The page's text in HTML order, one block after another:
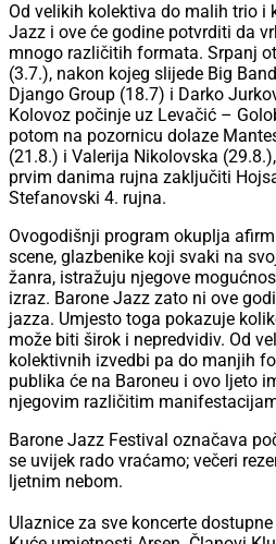
Od velikih kolektiva do malih trio i
Jazz i ove će godine potvrditi da
mnogo različitih formata. Srpanj
(3.7.), nakon kojeg slijede Big
Django Group (18.7) i Darko
Kolovoz počinje uz Levačić –
potom na pozornicu dolaze
(21.8.) i Valerija Nikolovska
prvim danima rujna zaključiti
Stefanovski 4. rujna.
Ovogodišnji program okuplja
scene, glazbenike koji svaki na
žanra, istražuju njegove
izraz. Barone Jazz zato ni ove
jazza. Umjesto toga pokazuje
može biti širok i nepredvidiv. Od
kolektivnih izvedbi pa do manjih
publika će na Baroneu i ovo ljeto
njegovim različitim
Barone Jazz Festival označava
se uvijek rado vraćamo; večeri
ljetnim nebom.
Ulaznice za sve koncerte dostupne